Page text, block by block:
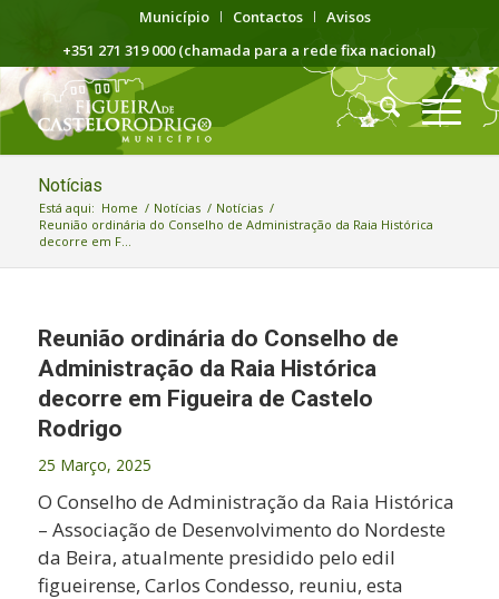
Município Contactos
Avisos
+351 271 319 000 (chamada para a rede fixa nacional)
Notícias
Está aqui: Home / Notícias / Notícias /
Reunião ordinária do Conselho de Administração da Raia Histórica
decorre em F...
Reunião ordinária do Conselho de
Administração da Raia Histórica
decorre em Figueira de Castelo
Rodrigo
25 Março, 2025
O Conselho de Administração da Raia Histórica
– Associação de Desenvolvimento do Nordeste
da Beira, atualmente presidido pelo edil
figueirense, Carlos Condesso, reuniu, esta